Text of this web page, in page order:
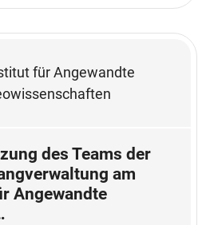
für Angewandte
des Teams der
am
Angewandte